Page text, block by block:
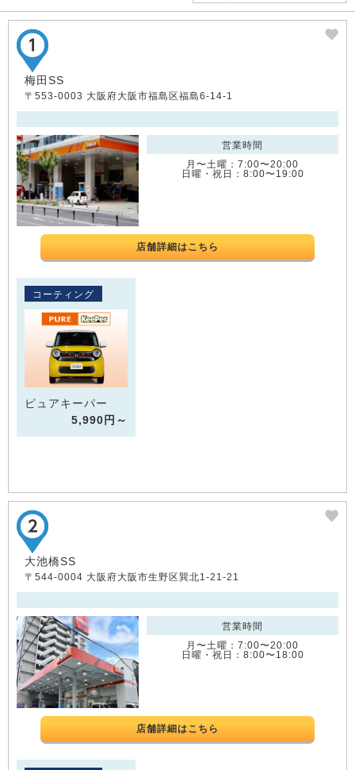
梅田SS
〒553-0003 大阪府大阪市福島区福島6-14-1
営業時間
月〜土曜：7:00〜20:00
日曜・祝日：8:00〜19:00
店舗詳細はこちら
コーティング
ピュアキーパー
5,990円～
大池橋SS
〒544-0004 大阪府大阪市生野区巽北1-21-21
営業時間
月〜土曜：7:00〜20:00
日曜・祝日：8:00〜18:00
店舗詳細はこちら